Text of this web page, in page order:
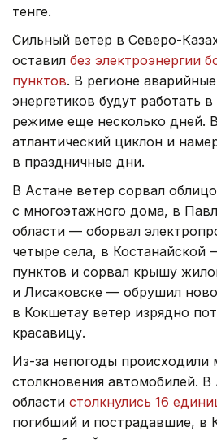
тенге.
Сильный ветер в Северо-
оставил без электроэнергии
пунктов. В регионе
энергетиков будут работать
режиме еще несколько дней.
атлантический циклон и
в праздничные дни.
В Астане ветер сорвал
с многоэтажного дома, в
области — оборвал
четыре села, в Костанайской
пунктов и сорвал крышу
и Лисаковске — обрушил
в Кокшетау ветер изрядно
красавицу.
Из-за непогоды происходили
столкновения автомобилей.
области столкнулись 16
погибший и пострадавшие, в